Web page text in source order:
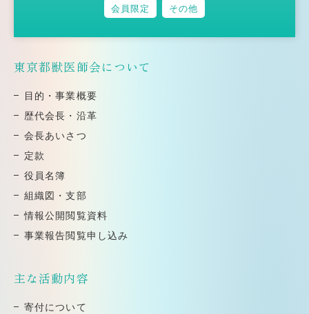
会員限定
その他
東京都獣医師会について
⽬的・事業概要
歴代会⻑・沿⾰
会⻑あいさつ
定款
役員名簿
組織図・⽀部
情報公開閲覧資料
事業報告閲覧申し込み
主な活動内容
寄付について